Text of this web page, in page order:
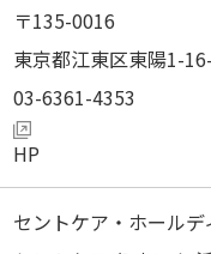
135-0016
東京都江東区東陽1-
03-6361-4353
セントケア・ホール